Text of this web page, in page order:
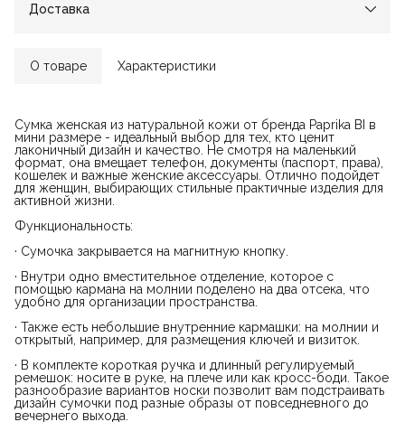
Доставка
О товаре Характеристики
Сумка женская из натуральной кожи от бренда Paprika BI в
мини размере - идеальный выбор для тех, кто ценит
лаконичный дизайн и качество. Не смотря на маленький
формат, она вмещает телефон, документы (паспорт, права),
кошелек и важные женские аксессуары. Отлично подойдет
для женщин, выбирающих стильные практичные изделия для
активной жизни.
Функциональность:
· Сумочка закрывается на магнитную кнопку.
· Внутри одно вместительное отделение, которое с
помощью кармана на молнии поделено на два отсека, что
удобно для организации пространства.
· Также есть небольшие внутренние кармашки: на молнии и
открытый, например, для размещения ключей и визиток.
· В комплекте короткая ручка и длинный регулируемый
ремешок: носите в руке, на плече или как кросс-боди. Такое
разнообразие вариантов носки позволит вам подстраивать
дизайн сумочки под разные образы от повседневного до
вечернего выхода.